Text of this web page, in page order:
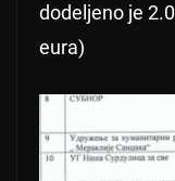
dodeljeno je
eura)